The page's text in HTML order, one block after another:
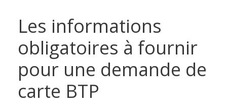
Les informations
obligatoires à fournir
pour une demande de
carte BTP